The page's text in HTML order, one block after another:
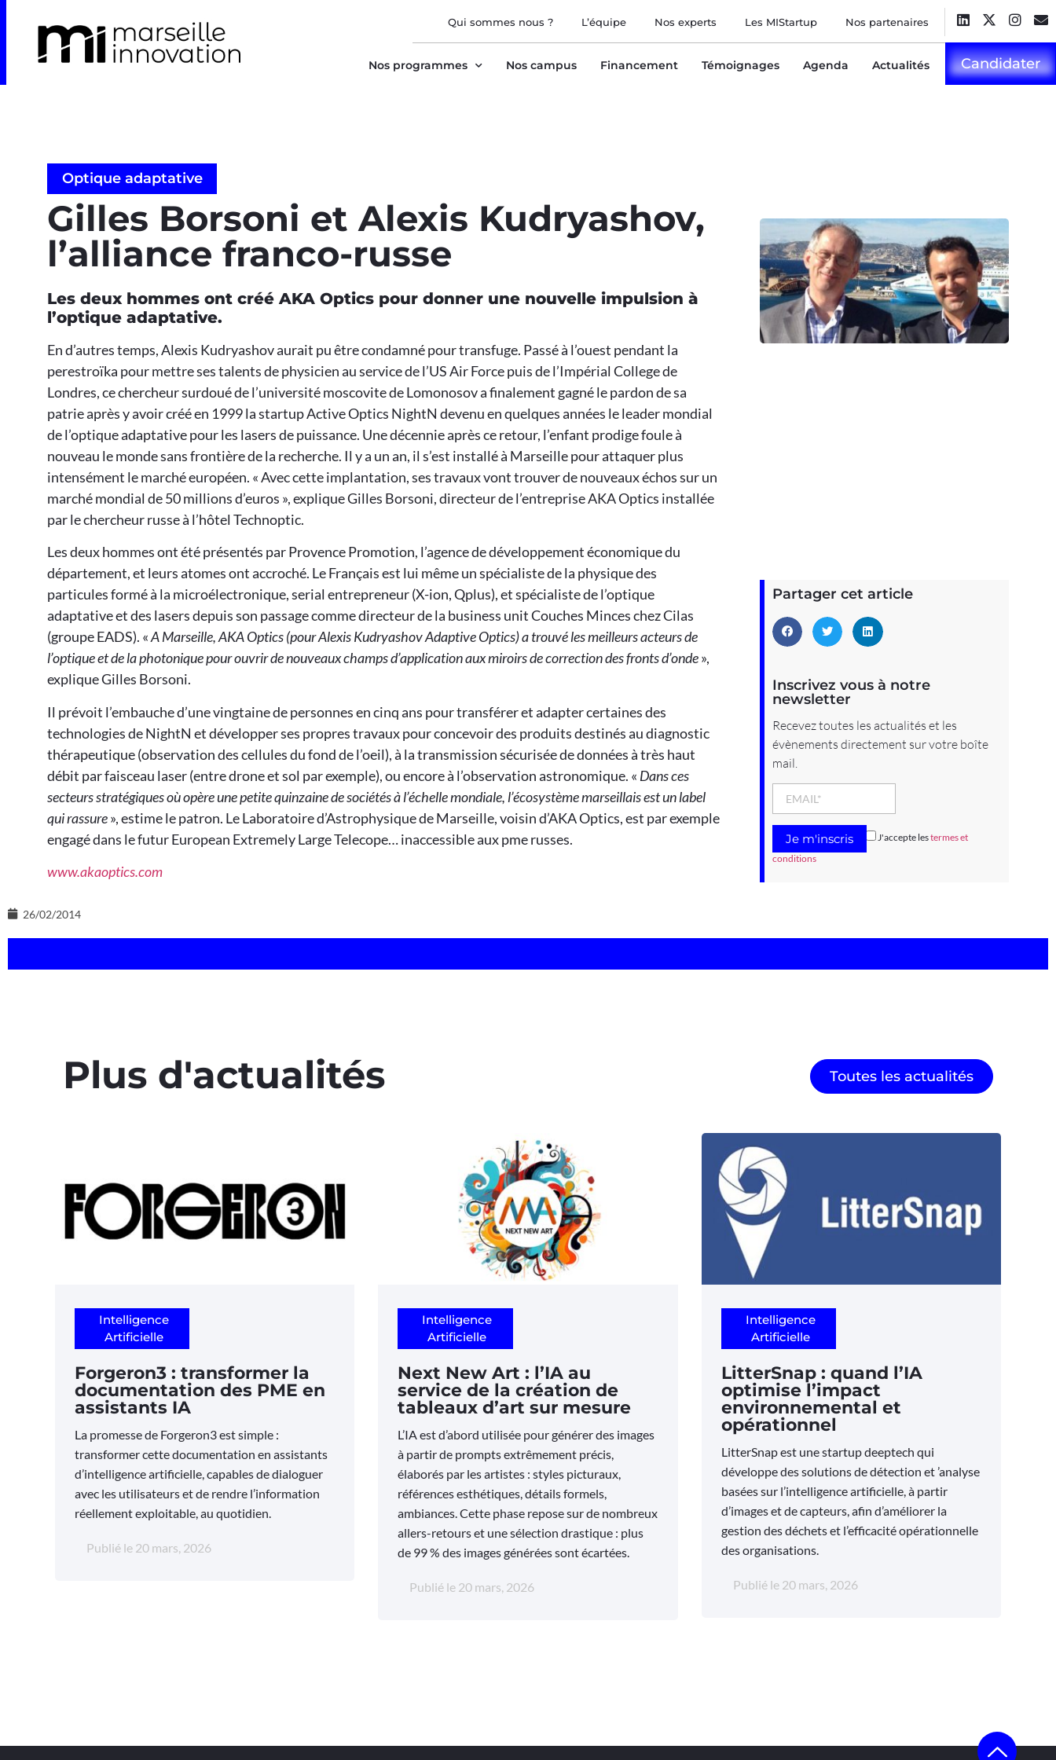
Qui sommes nous ? L’équipe Nos experts Les MIStartup Nos partenaires
Nos programmes Nos campus Financement Témoignages Agenda Actualités Candidater
Optique adaptative
Gilles Borsoni et Alexis Kudryashov,
l’alliance franco-russe
Les deux hommes ont créé AKA Optics pour donner une nouvelle impulsion à
l’optique adaptative.
En d’autres temps, Alexis Kudryashov aurait pu être condamné pour transfuge. Passé à l’ouest pendant la
perestroïka pour mettre ses talents de physicien au service de l’US Air Force puis de l’Impérial College de
Londres, ce chercheur surdoué de l’université moscovite de Lomonosov a finalement gagné le pardon de sa
patrie après y avoir créé en 1999 la startup Active Optics NightN devenu en quelques années le leader mondial
de l’optique adaptative pour les lasers de puissance. Une décennie après ce retour, l’enfant prodige foule à
nouveau le monde sans frontière de la recherche. Il y a un an, il s’est installé à Marseille pour attaquer plus
intensément le marché européen. « Avec cette implantation, ses travaux vont trouver de nouveaux échos sur un
marché mondial de 50 millions d’euros », explique Gilles Borsoni, directeur de l’entreprise AKA Optics installée
par le chercheur russe à l’hôtel Technoptic.
Les deux hommes ont été présentés par Provence Promotion, l’agence de développement économique du
département, et leurs atomes ont accroché. Le Français est lui même un spécialiste de la physique des
particules formé à la microélectronique, serial entrepreneur (X-ion, Qplus), et spécialiste de l’optique
adaptative et des lasers depuis son passage comme directeur de la business unit Couches Minces chez Cilas
(groupe EADS). «A Marseille, AKA Optics (pour Alexis Kudryashov Adaptive Optics) a trouvé les meilleurs acteurs de
l’optique et de la photonique pour ouvrir de nouveaux champs d’application aux miroirs de correction des fronts d’onde»,
explique Gilles Borsoni.
Il prévoit l’embauche d’une vingtaine de personnes en cinq ans pour transférer et adapter certaines des
technologies de NightN et développer ses propres travaux pour concevoir des produits destinés au diagnostic
thérapeutique (observation des cellules du fond de l’oeil), à la transmission sécurisée de données à très haut
débit par faisceau laser (entre drone et sol par exemple), ou encore à l’observation astronomique. « Dans ces
secteurs stratégiques où opère une petite quinzaine de sociétés à l’échelle mondiale, l’écosystème marseillais est un label
qui rassure», estime le patron. Le Laboratoire d’Astrophysique de Marseille, voisin d’AKA Optics, est par exemple
engagé dans le futur European Extremely Large Telecope… inaccessible aux pme russes.
www.akaoptics.com
Partager cet article
Inscrivez vous à notre
newsletter
Recevez toutes les actualités et les
évènements directement sur votre boîte
mail.
J'accepte lestermes et
conditions
26/02/2014
Plus d'actualités Toutes les actualités
Intelligence
Artificielle
Forgeron3 : transformer la
documentation des PME en
assistants IA
La promesse de Forgeron3 est simple :
transformer cette documentation en assistants
d’intelligence artificielle, capables de dialoguer
avec les utilisateurs et de rendre l’information
réellement exploitable, au quotidien.
Publié le 20 mars, 2026
Intelligence
Artificielle
Next New Art : l’IA au
service de la création de
tableaux d’art sur mesure
L’IA est d’abord utilisée pour générer des images
à partir de prompts extrêmement précis,
élaborés par les artistes : styles picturaux,
références esthétiques, détails formels,
ambiances. Cette phase repose sur de nombreux
allers-retours et une sélection drastique : plus
de 99 % des images générées sont écartées.
Publié le 20 mars, 2026
Intelligence
Artificielle
LitterSnap : quand l’IA
optimise l’impact
environnemental et
opérationnel
LitterSnap est une startup deeptech qui
développe des solutions de détection et ’analyse
basées sur l’intelligence artificielle, à partir
d’images et de capteurs, afin d’améliorer la
gestion des déchets et l’efficacité opérationnelle
des organisations.
Publié le 20 mars, 2026